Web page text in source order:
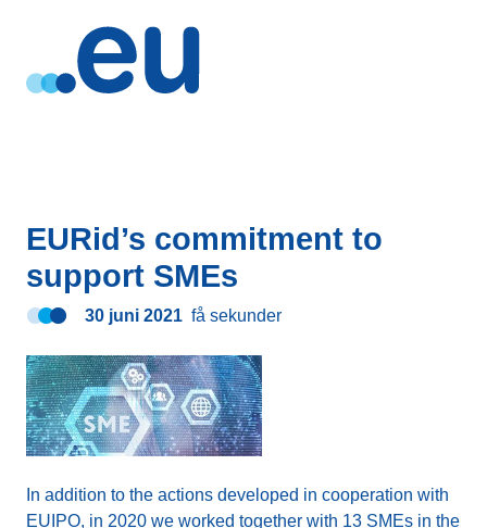
EURid’s commitment to
support SMEs
30 juni 2021 få sekunder
In addition to the actions developed in cooperation with
EUIPO, in 2020 we worked together with 13 SMEs in the